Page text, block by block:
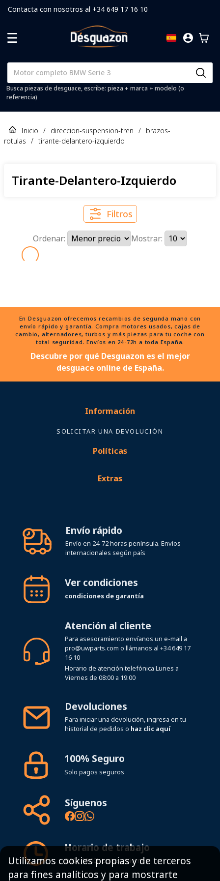
Contacta con nosotros al +34 649 17 16 10
Busca piezas de desguace, escribe: pieza + marca + modelo (o
referencia)
Inicio / direccion-suspension-tren / brazos-
rotulas / tirante-delantero-izquierdo
Tirante-Delantero-Izquierdo
Filtros
Ordenar: Mostrar:
En Desguazon ofrecemos recambios de segunda mano con
envío rápido y garantía. Compra motores usados, cajas de
cambio, alternadores, turbos y más piezas para tu coche con
total seguridad. Envíos en 24-72h a toda España.
Descubre por qué Desguazon es el mejor
desguace online de España.
Información
SOLICITAR UNA DEVOLUCIÓN
Políticas
Extras
Envío rápido
Envío en 24-72 horas península. Envíos
internacionales según país
Ver condiciones
condiciones de garantía
Atención al cliente
Para asesoramiento envíanos un e-mail a
pro@uwparts.com o llámanos al +34 649 17
16 10
Horario de atención telefónica Lunes a
Viernes de 08:00 a 19:00
Devoluciones
Para iniciar una devolución, ingresa en tu
historial de pedidos o haz clic aquí
100% Seguro
Solo pagos seguros
Síguenos
Horario de trabajo
8:00 - 19:00h Lunes - Viernes
Utilizamos cookies propias y de terceros
para fines analíticos y para mostrarte